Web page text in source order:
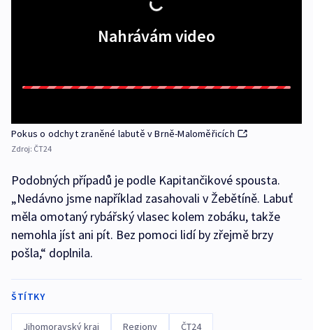
Nahrávám video
Pokus o odchyt zraněné labutě v Brně-Maloměřicích
Zdroj: ČT24
Podobných případů je podle Kapitančikové spousta.
„Nedávno jsme například zasahovali v Žebětíně. Labuť
měla omotaný rybářský vlasec kolem zobáku, takže
nemohla jíst ani pít. Bez pomoci lidí by zřejmě brzy
pošla,“ doplnila.
ŠTÍTKY
Jihomoravský kraj Regiony ČT24